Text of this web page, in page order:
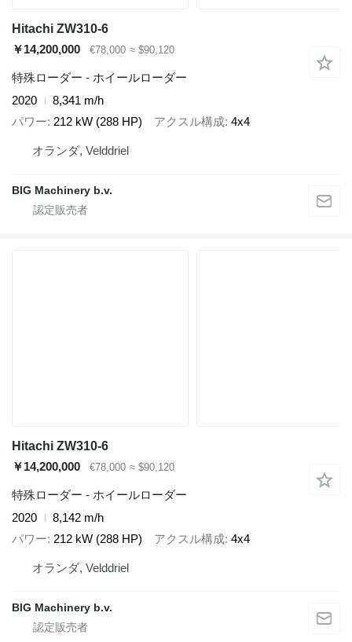
Hitachi ZW310-6
￥14,200,000
€78,000 ≈ $90,120
特殊ローダー - ホイールローダー
2020
8,341 m/h
パワー 212 kW (288 HP) アクスル構成 4x4
オランダ, Velddriel
BIG Machinery b.v.
Hitachi ZW310-6
￥14,200,000
€78,000 ≈ $90,120
特殊ローダー - ホイールローダー
2020
8,142 m/h
パワー 212 kW (288 HP) アクスル構成 4x4
オランダ, Velddriel
BIG Machinery b.v.